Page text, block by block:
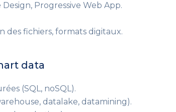
Progressive Web App.
des fichiers, formats digitaux.
data
(SQL, noSQL).
datalake, datamining).